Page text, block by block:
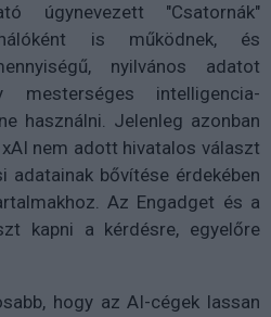
úgynevezett "Csatornák"
is működnek, és
nyilvános adatot
mesterséges intelligencia-
használni. Jelenleg azonban
nem adott hivatalos választ
adatainak bővítése érdekében
Az Engadget és a
kapni a kérdésre, egyelőre
hogy az AI-cégek lassan